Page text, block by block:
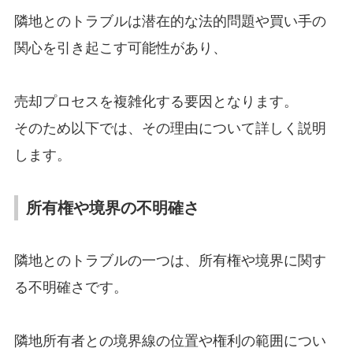
隣地とのトラブルは潜在的な法的問題や買い手の
関心を引き起こす可能性があり、
売却プロセスを複雑化する要因となります。
そのため以下では、その理由について詳しく説明
します。
所有権や境界の不明確さ
隣地とのトラブルの一つは、 所有権や境界に関す
る不明確さです。
隣地所有者との境界線の位置や権利の範囲につい